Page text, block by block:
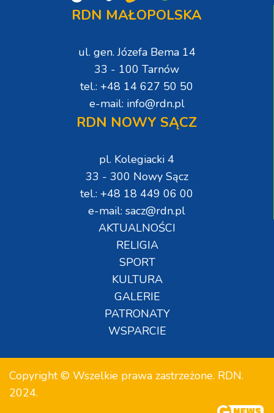
RDN MAŁOPOLSKA
ul. gen. Józefa Bema 14
33 - 100 Tarnów
tel.: +48 14 627 50 50
e-mail: info@rdn.pl
RDN NOWY SĄCZ
pl. Kolegiacki 4
33 - 300 Nowy Sącz
tel.: +48 18 449 06 00
e-mail: sacz@rdn.pl
AKTUALNOŚCI
RELIGIA
SPORT
KULTURA
GALERIE
PATRONATY
WSPARCIE
Copyright © Wszelkie prawa zastrzeżone. RDN.
2024.